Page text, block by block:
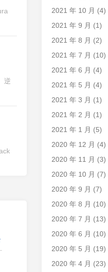
逆
2021 年 10 月 (4)
2021 年 9 月 (1)
2021 年 8 月 (2)
2021 年 7 月 (10)
2021 年 6 月 (4)
2021 年 5 月 (4)
2021 年 3 月 (1)
2021 年 2 月 (1)
2021 年 1 月 (5)
2020 年 12 月 (4)
2020 年 11 月 (3)
2020 年 10 月 (7)
2020 年 9 月 (7)
2020 年 8 月 (10)
2020 年 7 月 (13)
2020 年 6 月 (10)
2020 年 5 月 (19)
2020 年 4 月 (23)